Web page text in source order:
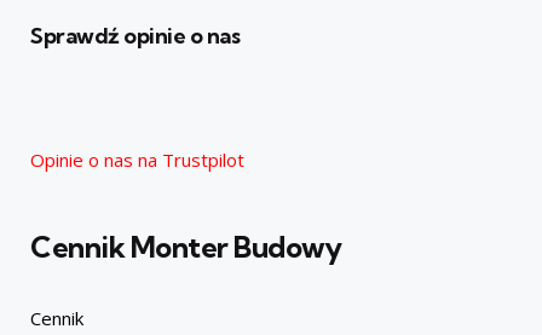
Sprawdź opinie o nas
Opinie o nas na Trustpilot
Cennik Monter Budowy
Cennik